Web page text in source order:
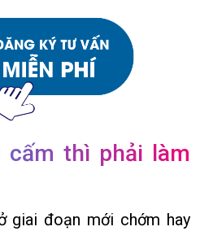
cấm thì phải làm
giai đoạn mới chớm hay